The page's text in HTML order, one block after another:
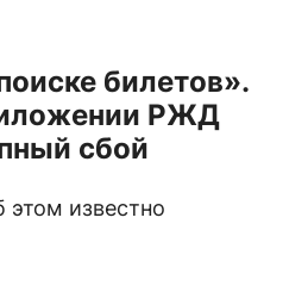
билетов».
РЖД
сбой
этом известно